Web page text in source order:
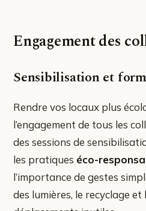
Engagement des
Sensibilisation et
Rendre vos locaux plus
l’engagement de tous les
des sessions de
les pratiques éco-
l’importance de gestes
des lumières, le recyclage